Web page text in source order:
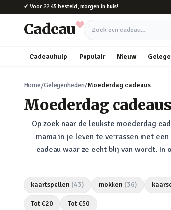
Naar hoofdinhoud
✔ Voor 22:45 besteld, morgen in huis!
Cadeau Zoek een cadeau
Cadeauhulp Populair Nieuw
Home/Gelegenheden/Moederdag cadeaus
Moederdag cadeaus
Op zoek naar de leukste moederdag
mama in je leven te verrassen met
cadeau waar ze echt blij van wordt. In
kaartspellen (43) mokken (36)
Tot €20 Tot €50